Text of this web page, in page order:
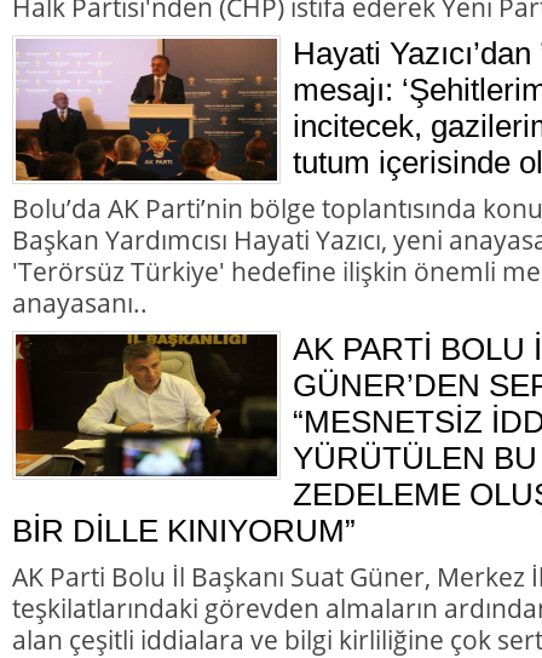
Hayati
mesajı:
incitecek,
tutum içerisinde
Bolu’da AK Parti’nin bölge toplantısında
Başkan Yardımcısı Hayati Yazıcı, yeni
'Terörsüz Türkiye' hedefine ilişkin önemli
anayasanı..
AK PARTİ BOLU
GÜNER’DEN
“MESNETSİZ
YÜRÜTÜLEN
ZEDELEME
BİR DİLLE KINIYORUM”
AK Parti Bolu İl Başkanı Suat Güner,
teşkilatlarındaki görevden almaların
alan çeşitli iddialara ve bilgi kirliliğine çok